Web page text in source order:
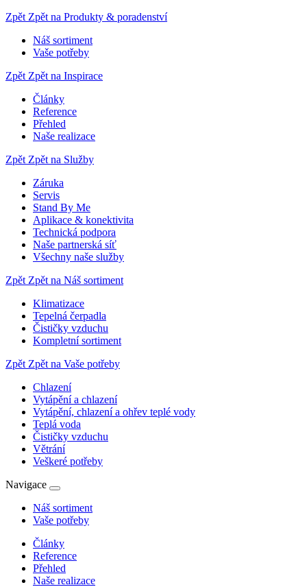
Zpět Zpět na Produkty & poradenství
Náš sortiment
Vaše potřeby
Zpět Zpět na Inspirace
Články
Reference
Přehled
Naše realizace
Zpět Zpět na Služby
Záruka
Servis
Stand By Me
Aplikace & konektivita
Technická podpora
Naše partnerská síť
Všechny naše služby
Zpět Zpět na Náš sortiment
Klimatizace
Tepelná čerpadla
Čističky vzduchu
Kompletní sortiment
Zpět Zpět na Vaše potřeby
Chlazení
Vytápění a chlazení
Vytápění, chlazení a ohřev teplé vody
Teplá voda
Čističky vzduchu
Větrání
Veškeré potřeby
Navigace
Náš sortiment
Vaše potřeby
Články
Reference
Přehled
Naše realizace